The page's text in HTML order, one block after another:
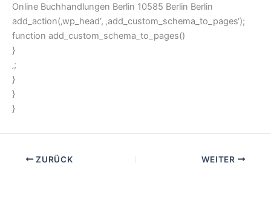
Online Buchhandlungen Berlin 10585 Berlin Berlin
add_action(‚wp_head‘, ‚add_custom_schema_to_pages‘);
function add_custom_schema_to_pages()
}
‚;
}
}
}
ZURÜCK WEITER